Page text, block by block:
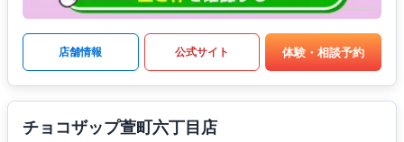
店舗情報 公式サイト 体験・相談予約
チョコザップ萱町六丁目店